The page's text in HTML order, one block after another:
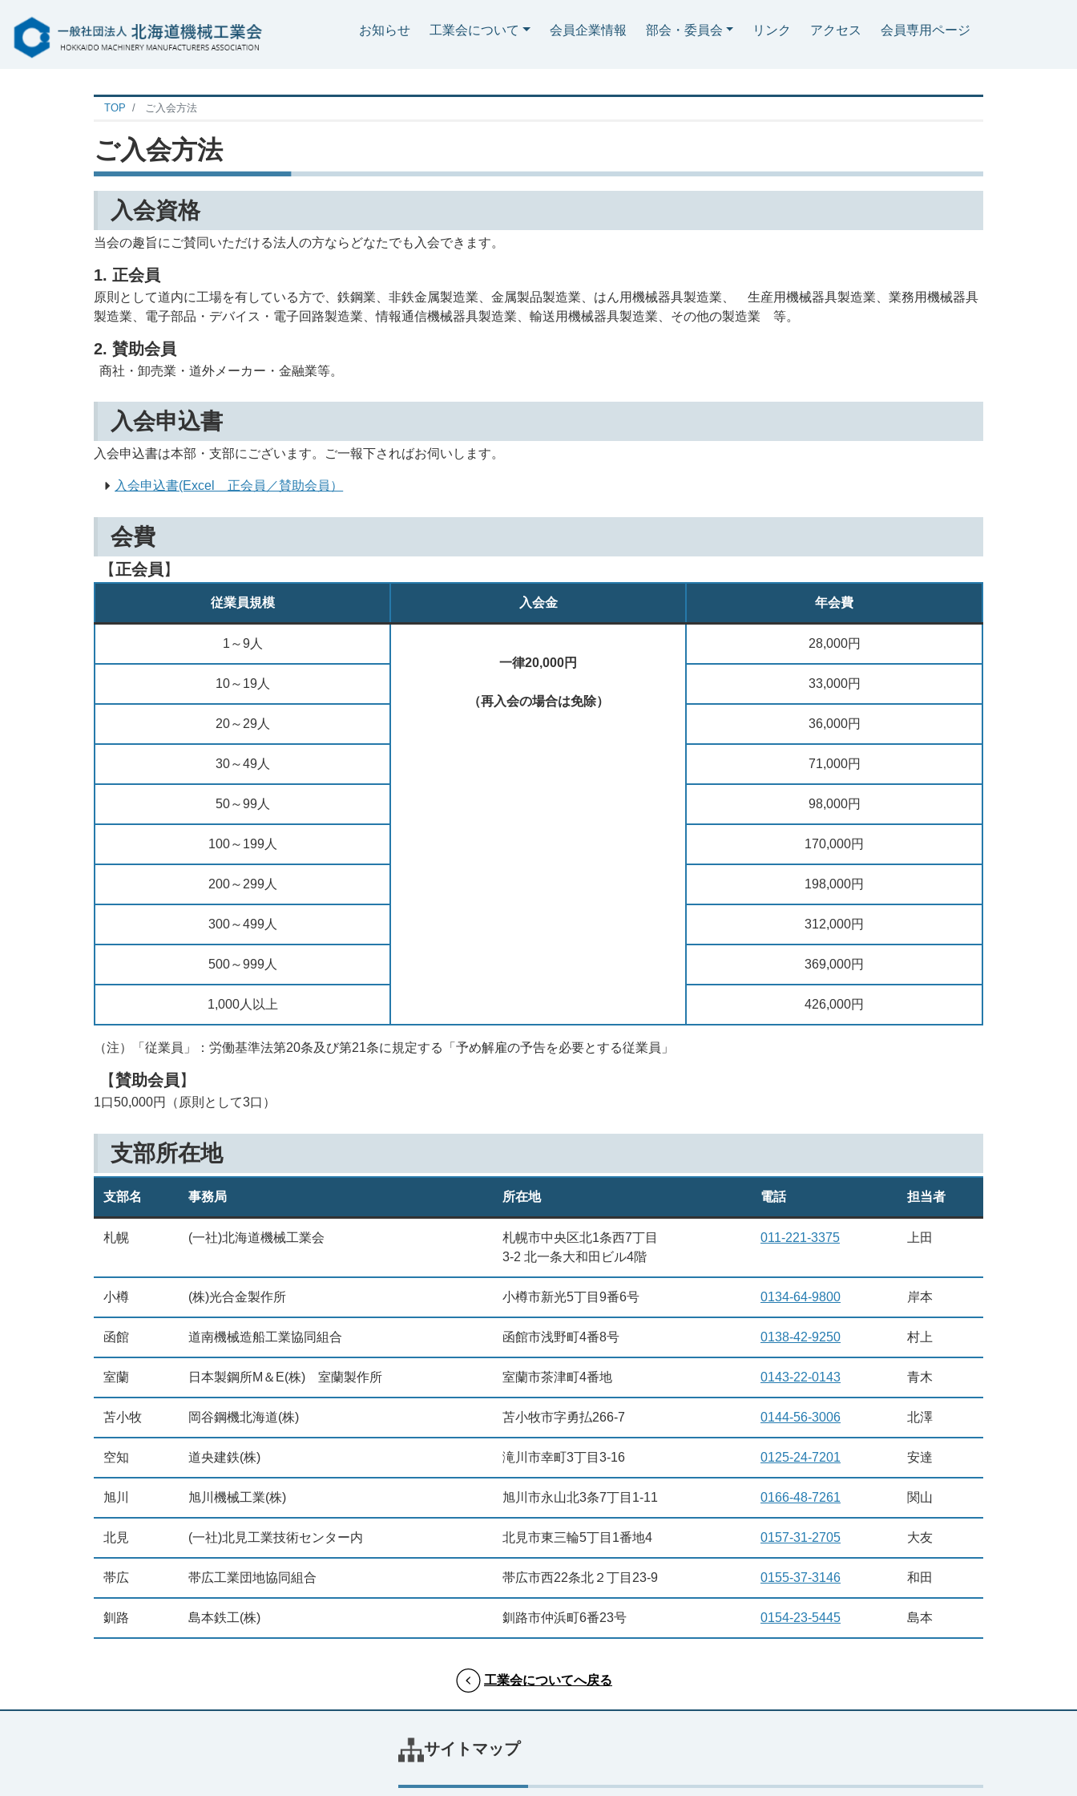
お知らせ 工業会について 会員企業情報 部会・委員会 リンク アクセス 会員専用ページ
TOP ご入会方法
ご入会方法
入会資格
当会の趣旨にご賛同いただける法人の方ならどなたでも入会できます。
1. 正会員
原則として道内に工場を有している方で、鉄鋼業、非鉄金属製造業、金属製品製造業、はん用機械器具製造業、 生産用機械器具製造業、業務用機械器具
製造業、電子部品・デバイス・電子回路製造業、情報通信機械器具製造業、輸送用機械器具製造業、その他の製造業 等。
2. 賛助会員
商社・卸売業・道外メーカー・金融業等。
入会申込書
入会申込書は本部・支部にございます。ご一報下さればお伺いします。
入会申込書(Excel 正会員／賛助会員）
会費
【正会員 】
従業員規模 入会金 年会費
1～9人
一律20,000円
（再入会の場合は免除）
28,000円
10～19人 33,000円
20～29人 36,000円
30～49人 71,000円
50～99人 98,000円
100～199人 170,000円
200～299人 198,000円
300～499人 312,000円
500～999人 369,000円
1,000人以上 426,000円
（注）「従業員」：労働基準法第20条及び第21条に規定する「予め解雇の予告を必要とする従業員」
【賛助会員 】
1口50,000円（原則として3口）
支部所在地
支部名 事務局 所在地 電話 担当者
札幌 (一社)北海道機械工業会
札幌市中央区北1条西7丁目
3-2 北一条大和田ビル4階
011-221-3375 上田
小樽 (株)光合金製作所 小樽市新光5丁目9番6号 0134-64-9800 岸本
函館 道南機械造船工業協同組合 函館市浅野町4番8号 0138-42-9250 村上
室蘭 日本製鋼所M＆E(株) 室蘭製作所 室蘭市茶津町4番地 0143-22-0143 青木
苫小牧 岡谷鋼機北海道(株) 苫小牧市字勇払266-7 0144-56-3006 北澤
空知 道央建鉄(株) 滝川市幸町3丁目3-16 0125-24-7201 安達
旭川 旭川機械工業(株) 旭川市永山北3条7丁目1-11 0166-48-7261 関山
北見 (一社)北見工業技術センター内 北見市東三輪5丁目1番地4 0157-31-2705 大友
帯広 帯広工業団地協同組合 帯広市西22条北２丁目23-9 0155-37-3146 和田
釧路 島本鉄工(株) 釧路市仲浜町6番23号 0154-23-5445 島本
工業会についてへ戻る
サイトマップ